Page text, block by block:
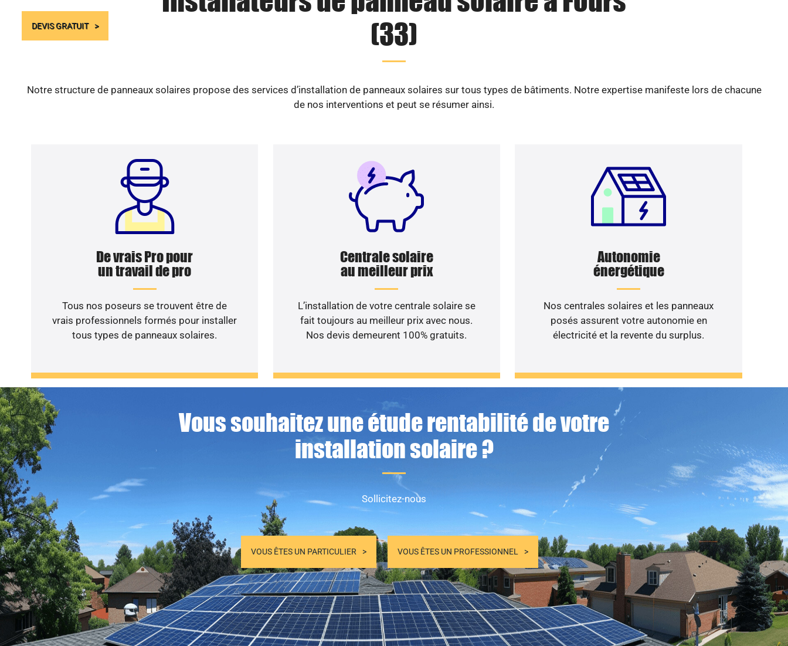
DEVIS GRATUIT
(33)
Notre structure de panneaux solaires propose des services d’installation de panneaux solaires sur tous types de bâtiments. Notre expertise manifeste lors de chacune
de nos interventions et peut se résumer ainsi.
De vrais Pro pour
un travail de pro
Tous nos poseurs se trouvent être de
vrais professionnels formés pour installer
tous types de panneaux solaires.
Centrale solaire
au meilleur prix
L’installation de votre centrale solaire se
fait toujours au meilleur prix avec nous.
Nos devis demeurent 100% gratuits.
Autonomie
énergétique
Nos centrales solaires et les panneaux
posés assurent votre autonomie en
électricité et la revente du surplus.
Vous souhaitez une étude rentabilité de votre
installation solaire ?
Sollicitez-nous
VOUS ÊTES UN PARTICULIER VOUS ÊTES UN PROFESSIONNEL